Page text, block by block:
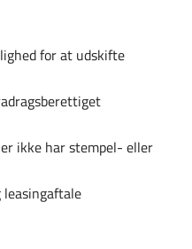
for at udskifte
ikke har stempel- eller